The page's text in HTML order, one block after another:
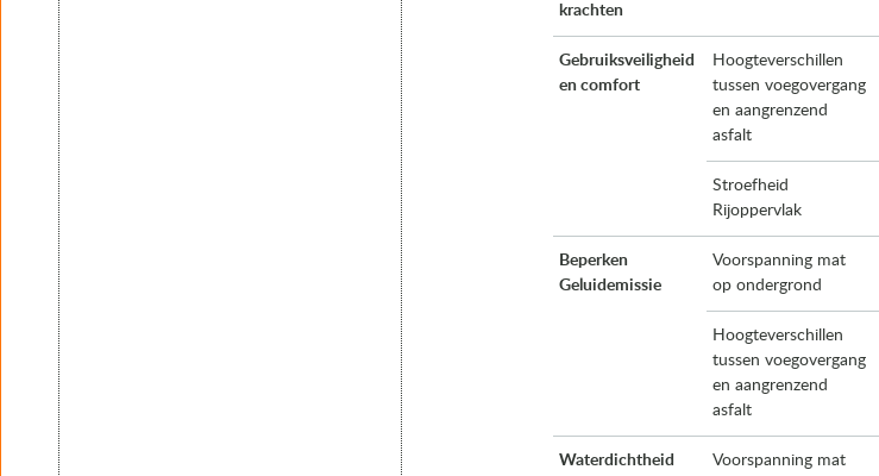
krachten
Gebruiksveiligheid
en comfort
Hoogteverschillen
tussen voegovergang
en aangrenzend
asfalt
Stroefheid
Rijoppervlak
Beperken
Geluidemissie
Voorspanning mat
op ondergrond
Hoogteverschillen
tussen voegovergang
en aangrenzend
asfalt
Waterdichtheid
Voorspanning mat